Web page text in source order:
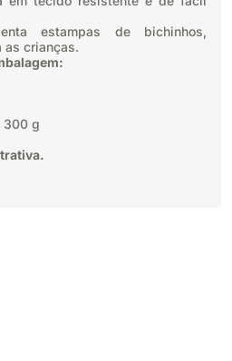
estampas de bichinhos,
as crianças.
300 g